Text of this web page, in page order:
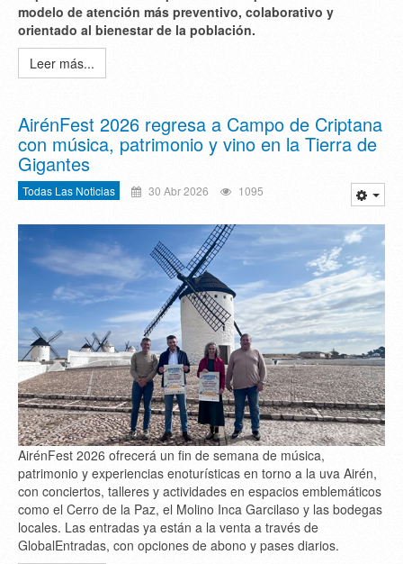
modelo de atención más preventivo, colaborativo y
orientado al bienestar de la población.
Leer más...
AirénFest 2026 regresa a Campo de Criptana
con música, patrimonio y vino en la Tierra de
Gigantes
Todas Las Noticias 30 Abr 2026 1095
AirénFest 2026 ofrecerá un fin de semana de música,
patrimonio y experiencias enoturísticas en torno a la uva Airén,
con conciertos, talleres y actividades en espacios emblemáticos
como el Cerro de la Paz, el Molino Inca Garcilaso y las bodegas
locales. Las entradas ya están a la venta a través de
GlobalEntradas, con opciones de abono y pases diarios.